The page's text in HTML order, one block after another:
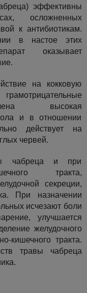
эффективны
осложненных
к антибиотикам.
в настое этих
оказывает
на кокковую
высокая
и в отношении
действует на
червей.
чабреца и при
тракта,
секреции,
При назначении
исчезают боли
улучшается
желудочного
кишечного тракта.
травы чабреца